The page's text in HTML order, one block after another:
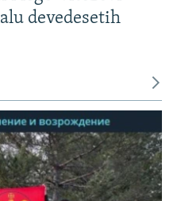
devedesetih